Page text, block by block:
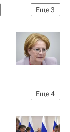
Еще3
Еще4
Министерство здравоохранения РФ (Минздрав России)